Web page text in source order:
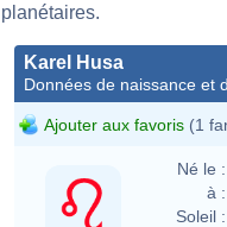
planétaires.
Karel Husa
Données de naissance et
Ajouter aux favoris (1
Né le :
à :
Soleil :